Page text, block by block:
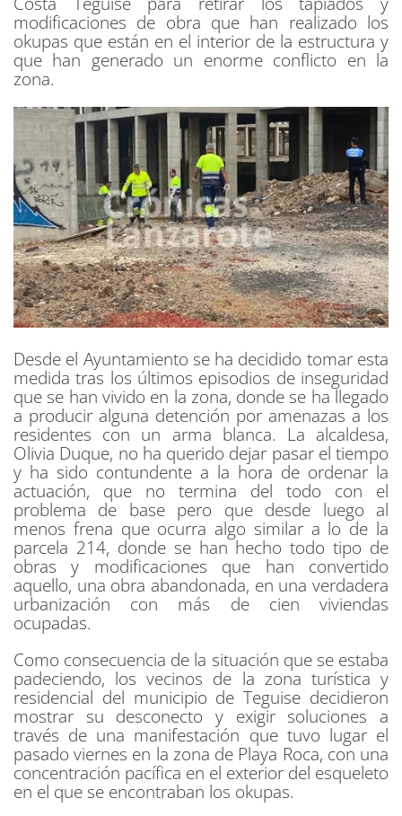
modificaciones de obra que han realizado los
okupas que están en el interior de la estructura y
que han generado un enorme conflicto en la
zona.
Desde el Ayuntamiento se ha decidido tomar esta
medida tras los últimos episodios de inseguridad
que se han vivido en la zona, donde se ha llegado
a producir alguna detención por amenazas a los
residentes con un arma blanca. La alcaldesa,
Olivia Duque, no ha querido dejar pasar el tiempo
y ha sido contundente a la hora de ordenar la
actuación, que no termina del todo con el
problema de base pero que desde luego al
menos frena que ocurra algo similar a lo de la
parcela 214, donde se han hecho todo tipo de
obras y modificaciones que han convertido
aquello, una obra abandonada, en una verdadera
urbanización con más de cien viviendas
ocupadas.
Como consecuencia de la situación que se estaba
padeciendo, los vecinos de la zona turística y
residencial del municipio de Teguise decidieron
mostrar su desconecto y exigir soluciones a
través de una manifestación que tuvo lugar el
pasado viernes en la zona de Playa Roca, con una
concentración pacífica en el exterior del esqueleto
en el que se encontraban los okupas.